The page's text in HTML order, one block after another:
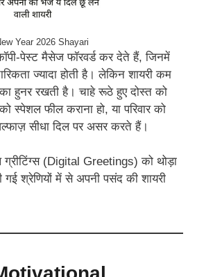
Year 2026 Shayari
पेस्ट मैसेज फॉरवर्ड कर देते हैं, जिनमें
ज्यादा होती है। लेकिन शायरी कम
हुनर रखती है। चाहे रूठे हुए दोस्त को
स्पेशल फील कराना हो, या परिवार को
सीधा दिल पर असर करते हैं।
(Digital Greetings) को थोड़ा
गई श्रेणियों में से अपनी पसंद की शायरी